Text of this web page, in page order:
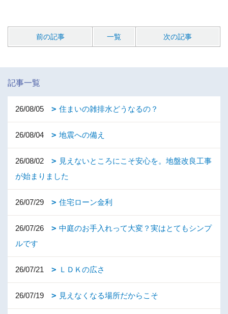
前の記事 一覧 次の記事
記事一覧
26/08/05 住まいの雑排水どうなるの？
26/08/04 地震への備え
26/08/02
見えないところにこそ安心を。地盤改良工事
が始まりました
26/07/29 住宅ローン金利
26/07/26
中庭のお手入れって大変？実はとてもシンプ
ルです
26/07/21 ＬＤＫの広さ
26/07/19 見えなくなる場所だからこそ